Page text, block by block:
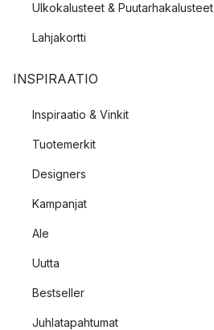
Ulkokalusteet & Puutarhakalusteet
Lahjakortti
INSPIRAATIO
Inspiraatio & Vinkit
Tuotemerkit
Designers
Kampanjat
Ale
Uutta
Bestseller
Juhlatapahtumat